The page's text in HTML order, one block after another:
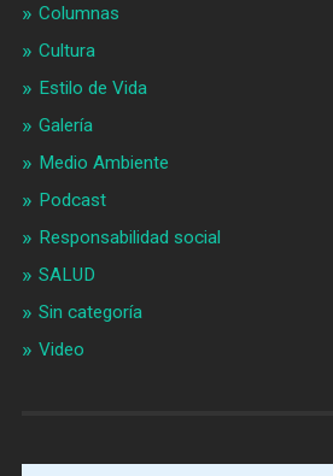
Columnas
Cultura
Estilo de Vida
Galería
Medio Ambiente
Podcast
Responsabilidad social
SALUD
Sin categoría
Video